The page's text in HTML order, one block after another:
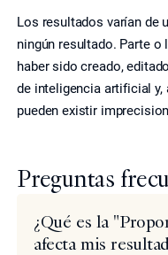
Los resultados varían de
ningún resultado. Parte
haber sido creado,
de inteligencia artificial y,
pueden existir
Preguntas
¿Qué es la
afecta mis